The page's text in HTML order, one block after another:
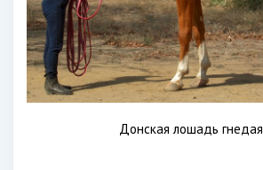
Донская лошадь гнедая